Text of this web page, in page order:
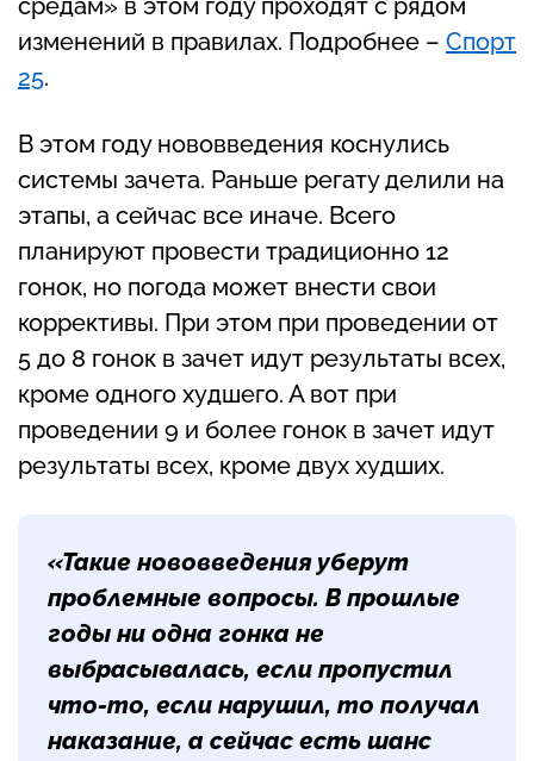
средам» в этом году проходят с рядом
изменений в правилах. Подробнее – Спорт
25.
В этом году нововведения коснулись
системы зачета. Раньше регату делили на
этапы, а сейчас все иначе. Всего
планируют провести традиционно 12
гонок, но погода может внести свои
коррективы. При этом при проведении от
5 до 8 гонок в зачет идут результаты всех,
кроме одного худшего. А вот при
проведении 9 и более гонок в зачет идут
результаты всех, кроме двух худших.
«Такие нововведения уберут
проблемные вопросы. В прошлые
годы ни одна гонка не
выбрасывалась, если пропустил
что-то, если нарушил, то получал
наказание, а сейчас есть шанс